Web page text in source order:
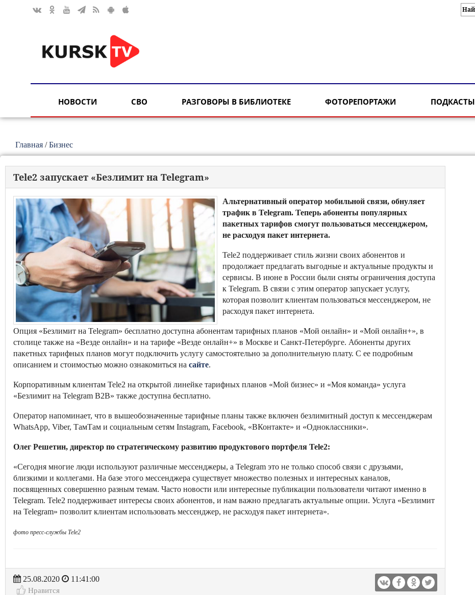
НОВОСТИ СВО РАЗГОВОРЫ В БИБЛИОТЕКЕ ФОТОРЕПОРТАЖИ ПОДКАСТЫ
Главная /Бизнес
Tele2 запускает «Безлимит на Telegram»
Альтернативный оператор мобильной связи, обнуляет
трафик в Telegram. Теперь абоненты популярных
пакетных тарифов смогут пользоваться мессенджером,
не расходуя пакет интернета.
Tele2 поддерживает стиль жизни своих абонентов и
продолжает предлагать выгодные и актуальные продукты и
сервисы. В июне в России были сняты ограничения доступа
к Telegram. В связи с этим оператор запускает услугу,
которая позволит клиентам пользоваться мессенджером, не
расходуя пакет интернета.
Опция «Безлимит на Telegram» бесплатно доступна абонентам тарифных планов «Мой онлайн» и «Мой онлайн+», в
столице также на «Везде онлайн» и на тарифе «Везде онлайн+» в Москве и Санкт-Петербурге. Абоненты других
пакетных тарифных планов могут подключить услугу самостоятельно за дополнительную плату. С ее подробным
описанием и стоимостью можно ознакомиться на сайте.
Корпоративным клиентам Tele2 на открытой линейке тарифных планов «Мой бизнес» и «Моя команда» услуга
«Безлимит на Telegram B2B» также доступна бесплатно.
Оператор напоминает, что в вышеобозначенные тарифные планы также включен безлимитный доступ к мессенджерам
WhatsApp, Viber, ТамТам и социальным сетям Instagram, Facebook, «ВКонтакте» и «Одноклассники».
Олег Решетин, директор по стратегическому развитию продуктового портфеля Tele2:
«Сегодня многие люди используют различные мессенджеры, а Telegram это не только способ связи с друзьями,
близкими и коллегами. На базе этого мессенджера существует множество полезных и интересных каналов,
посвященных совершенно разным темам. Часто новости или интересные публикации пользователи читают именно в
Telegram. Tele2 поддерживает интересы своих абонентов, и нам важно предлагать актуальные опции. Услуга «Безлимит
на Telegram» позволит клиентам использовать мессенджер, не расходуя пакет интернета».
фото пресс-службы Tele2
25.08.2020
11:41:00
Нравится